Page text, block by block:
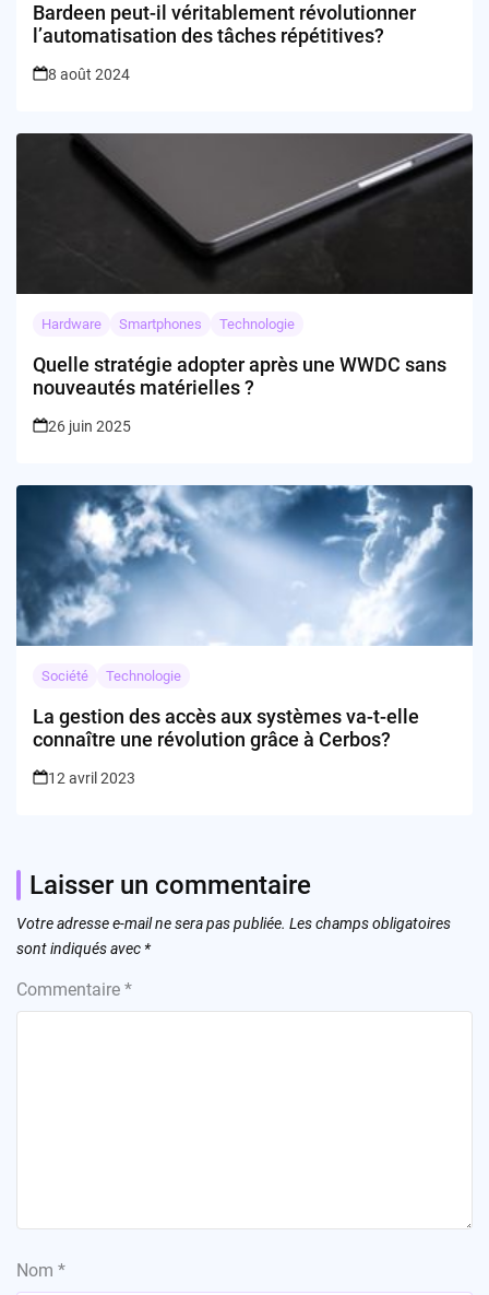
Bardeen peut-il véritablement révolutionner
l’automatisation des tâches répétitives?
8 août 2024
Hardware Smartphones Technologie
Quelle stratégie adopter après une WWDC sans
nouveautés matérielles ?
26 juin 2025
Société Technologie
La gestion des accès aux systèmes va-t-elle
connaître une révolution grâce à Cerbos?
12 avril 2023
Laisser un commentaire
Votre adresse e-mail ne sera pas publiée. Les champs obligatoires
sont indiqués avec *
Commentaire *
Nom *